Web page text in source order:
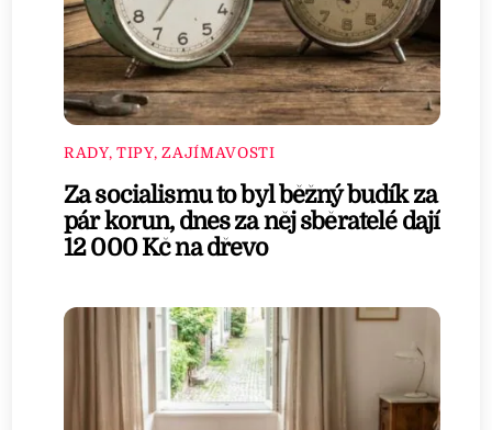
RADY, TIPY, ZAJÍMAVOSTI
Za socialismu to byl běžný budík za
pár korun, dnes za něj sběratelé dají
12 000 Kč na dřevo